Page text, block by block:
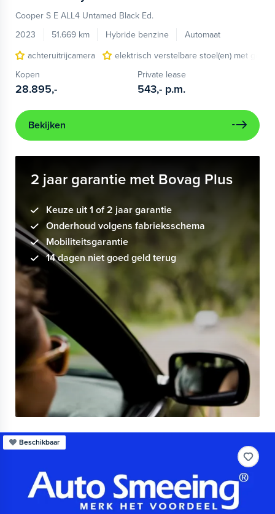
Cooper S E ALL4 Untamed Black Ed.
2023
51.669 km Hybride benzine
Automaat
achteruitrijcamera
elektrisch verstelbare stoel(en) met
Kopen
28.895,-
Private lease
543,- p.m.
Bekijken
2 jaar garantie met Bovag Plus
Keuze uit 1 of 2 jaar garantie
Onderhoud volgens fabrieksschema
Mobiliteitsgarantie
14 dagen niet goed geld terug
Beschikbaar